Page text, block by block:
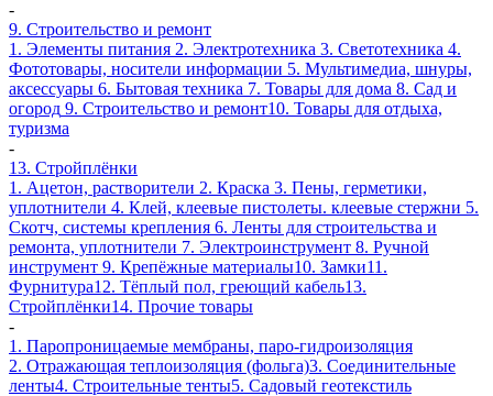
-
9. Строительство и ремонт
1. Элементы питания 2. Электротехника 3. Светотехника 4.
Фототовары, носители информации 5. Мультимедиа, шнуры,
аксессуары 6. Бытовая техника 7. Товары для дома 8. Сад и
огород 9. Строительство и ремонт10. Товары для отдыха,
туризма
-
13. Стройплёнки
1. Ацетон, растворители 2. Краска 3. Пены, герметики,
уплотнители 4. Клей, клеевые пистолеты. клеевые стержни 5.
Скотч, системы крепления 6. Ленты для строительства и
ремонта, уплотнители 7. Электроинструмент 8. Ручной
инструмент 9. Крепёжные материалы10. Замки11.
Фурнитура12. Тёплый пол, греющий кабель13.
Стройплёнки14. Прочие товары
-
1. Паропроницаемые мембраны, паро-гидроизоляция
2. Отражающая теплоизоляция (фольга)3. Соединительные
ленты4. Строительные тенты5. Садовый геотекстиль